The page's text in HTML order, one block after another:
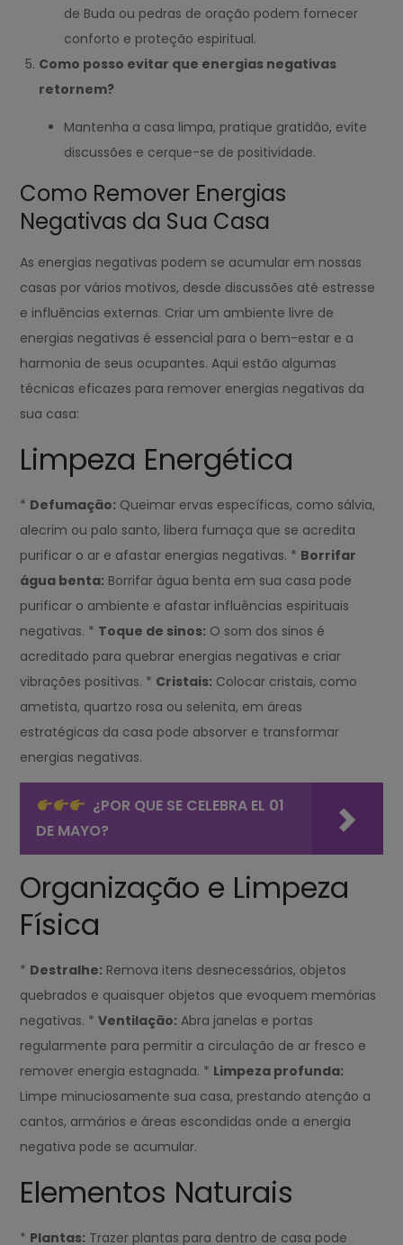
de Buda ou pedras de oração podem fornecer
conforto e proteção espiritual.
Como posso evitar que energias negativas
retornem?
Mantenha a casa limpa, pratique gratidão, evite
discussões e cerque-se de positividade.
Como Remover Energias
Negativas da Sua Casa
As energias negativas podem se acumular em nossas
casas por vários motivos, desde discussões até estresse
e influências externas. Criar um ambiente livre de
energias negativas é essencial para o bem-estar e a
harmonia de seus ocupantes. Aqui estão algumas
técnicas eficazes para remover energias negativas da
sua casa:
Limpeza Energética
* Defumação: Queimar ervas específicas, como sálvia,
alecrim ou palo santo, libera fumaça que se acredita
purificar o ar e afastar energias negativas. * Borrifar
água benta: Borrifar água benta em sua casa pode
purificar o ambiente e afastar influências espirituais
negativas. * Toque de sinos: O som dos sinos é
acreditado para quebrar energias negativas e criar
vibrações positivas. * Cristais: Colocar cristais, como
ametista, quartzo rosa ou selenita, em áreas
estratégicas da casa pode absorver e transformar
energias negativas.
¿POR QUE SE CELEBRA EL 01
DE MAYO?
Organização e Limpeza
Física
* Destralhe: Remova itens desnecessários, objetos
quebrados e quaisquer objetos que evoquem memórias
negativas. *Ventilação: Abra janelas e portas
regularmente para permitir a circulação de ar fresco e
remover energia estagnada. * Limpeza profunda:
Limpe minuciosamente sua casa, prestando atenção a
cantos, armários e áreas escondidas onde a energia
negativa pode se acumular.
Elementos Naturais
* Plantas: Trazer plantas para dentro de casa pode